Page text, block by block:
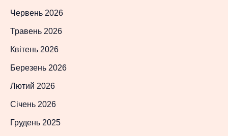
Червень 2026
Травень 2026
Квітень 2026
Березень 2026
Лютий 2026
Січень 2026
Грудень 2025